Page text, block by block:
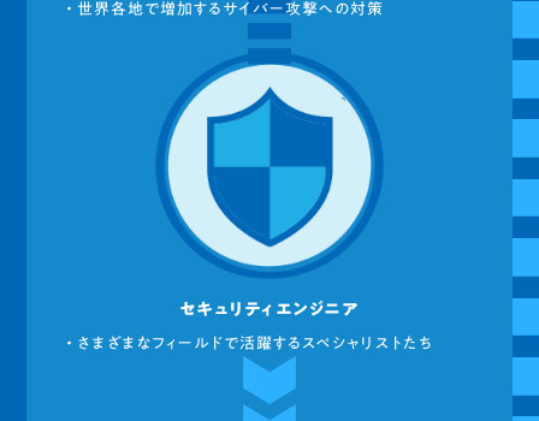
・ 世界各地で増加するサイバー攻撃への対策
セキュリティエンジニア
・ さまざまなフィールドで活躍するスペシャリストたち